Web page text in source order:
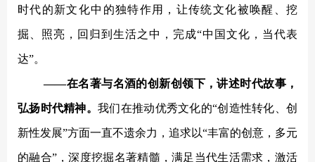
时代的新文化中的独特作用，让传统文化被唤醒、挖
掘、照亮，回归到生活之中，完成“中国文化，当代表
达”。
——在名著与名酒的创新创领下，讲述时代故事，
弘扬时代精神。我们在推动优秀文化的“创造性转化、创
新性发展”方面一直不遗余力，追求以“丰富的创意，多元
的融合”，深度挖掘名著精髓，满足当代生活需求，激活